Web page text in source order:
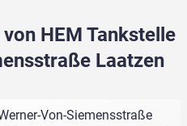
HEM Tankstelle
Laatzen
Von-Siemensstraße